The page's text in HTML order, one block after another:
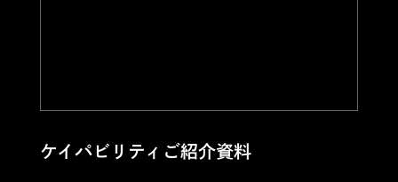
ケイパビリティご紹介資料